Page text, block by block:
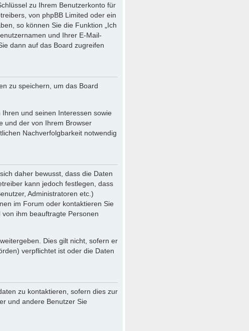
zu Ihrem Benutzerkonto für
von phpBB Limited oder ein
so können Sie die Funktion „Ich
und Ihrer E-Mail-
dann auf das Board zugreifen
zu speichern, um das Board
und seinen Interessen sowie
und der von Ihrem Browser
Nachverfolgbarkeit notwendig
daher bewusst, dass die Daten
kann jedoch festlegen, dass
Administratoren etc.)
im Forum oder kontaktieren Sie
ihm beauftragte Personen
Dies gilt nicht, sofern er
verpflichtet ist oder die Daten
zu kontaktieren, sofern dies zur
und andere Benutzer Sie